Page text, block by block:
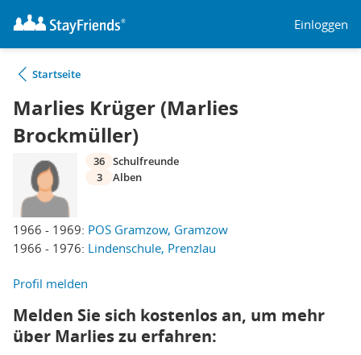
Einloggen
Startseite
Marlies Krüger (Marlies
Brockmüller)
1966 - 1969: POS Gramzow, Gramzow
1966 - 1976: Lindenschule, Prenzlau
36 Schulfreunde
3
Alben
Profil melden
Melden Sie sich kostenlos an, um mehr
über Marlies zu erfahren: